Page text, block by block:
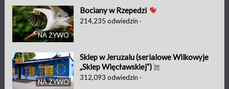
NA ŻYWO
Bociany w Rzepedzi
214,235 odwiedzin ·
NA ŻYWO
Sklep w Jeruzalu (serialowe Wilkowyje
„Sklep Więcławskiej”)
312,093 odwiedzin ·